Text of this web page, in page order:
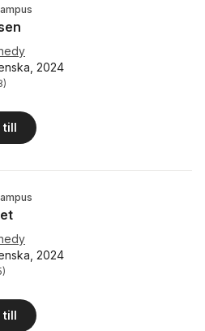
2024
Totalt antal röster:
)
till
2024
Totalt antal röster:
)
till